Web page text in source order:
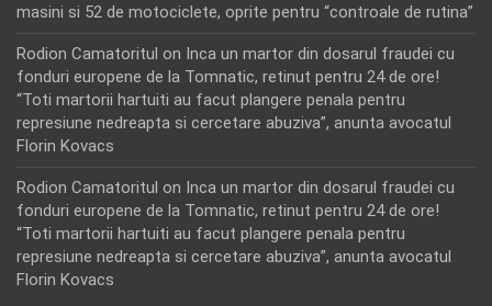
masini si 52 de motociclete, oprite pentru “controale de rutina”
Rodion Camatoritul on Inca un martor din dosarul fraudei cu
fonduri europene de la Tomnatic, retinut pentru 24 de ore!
“Toti martorii hartuiti au facut plangere penala pentru
represiune nedreapta si cercetare abuziva”, anunta avocatul
Florin Kovacs
Rodion Camatoritul on Inca un martor din dosarul fraudei cu
fonduri europene de la Tomnatic, retinut pentru 24 de ore!
“Toti martorii hartuiti au facut plangere penala pentru
represiune nedreapta si cercetare abuziva”, anunta avocatul
Florin Kovacs